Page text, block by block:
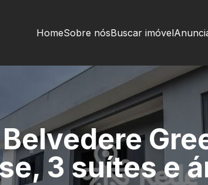
HomeSobre nósBuscar imóvel
3 suítes e